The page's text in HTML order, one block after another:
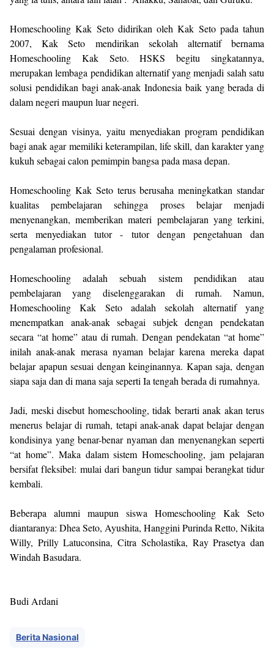
Homeschooling Kak Seto didirikan oleh Kak Seto pada tahun
2007, Kak Seto mendirikan sekolah alternatif bernama
Homeschooling Kak Seto. HSKS begitu singkatannya,
merupakan lembaga pendidikan alternatif yang menjadi salah satu
solusi pendidikan bagi anak-anak Indonesia baik yang berada di
dalam negeri maupun luar negeri.
Sesuai dengan visinya, yaitu menyediakan program pendidikan
bagi anak agar memiliki keterampilan, life skill, dan karakter yang
kukuh sebagai calon pemimpin bangsa pada masa depan.
Homeschooling Kak Seto terus berusaha meningkatkan standar
kualitas pembelajaran sehingga proses belajar menjadi
menyenangkan, memberikan materi pembelajaran yang terkini,
serta menyediakan tutor - tutor dengan pengetahuan dan
pengalaman profesional.
Homeschooling adalah sebuah sistem pendidikan atau
pembelajaran yang diselenggarakan di rumah. Namun,
Homeschooling Kak Seto adalah sekolah alternatif yang
menempatkan anak-anak sebagai subjek dengan pendekatan
secara “at home” atau di rumah. Dengan pendekatan “at home”
inilah anak-anak merasa nyaman belajar karena mereka dapat
belajar apapun sesuai dengan keinginannya. Kapan saja, dengan
siapa saja dan di mana saja seperti Ia tengah berada di rumahnya.
Jadi, meski disebut homeschooling, tidak berarti anak akan terus
menerus belajar di rumah, tetapi anak-anak dapat belajar dengan
kondisinya yang benar-benar nyaman dan menyenangkan seperti
“at home”. Maka dalam sistem Homeschooling, jam pelajaran
bersifat fleksibel: mulai dari bangun tidur sampai berangkat tidur
kembali.
Beberapa alumni maupun siswa Homeschooling Kak Seto
diantaranya: Dhea Seto, Ayushita, Hanggini Purinda Retto, Nikita
Willy, Prilly Latuconsina, Citra Scholastika, Ray Prasetya dan
Windah Basudara.
Budi Ardani
Berita Nasional